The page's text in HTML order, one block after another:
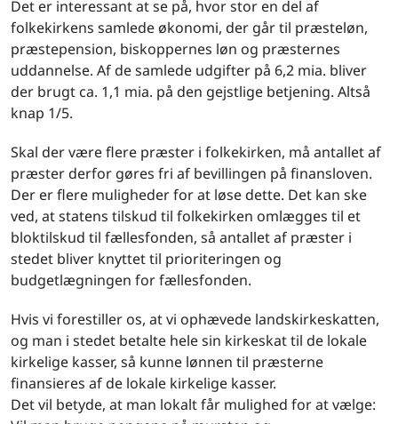
Det er interessant at se på, hvor stor en del af
folkekirkens samlede økonomi, der går til præsteløn,
præstepension, biskoppernes løn og præsternes
uddannelse. Af de samlede udgifter på 6,2 mia. bliver
der brugt ca. 1,1 mia. på den gejstlige betjening. Altså
knap 1/5.
Skal der være flere præster i folkekirken, må antallet af
præster derfor gøres fri af bevillingen på finansloven.
Der er flere muligheder for at løse dette. Det kan ske
ved, at statens tilskud til folkekirken omlægges til et
bloktilskud til fællesfonden, så antallet af præster i
stedet bliver knyttet til prioriteringen og
budgetlægningen for fællesfonden.
Hvis vi forestiller os, at vi ophævede landskirkeskatten,
og man i stedet betalte hele sin kirkeskat til de lokale
kirkelige kasser, så kunne lønnen til præsterne
finansieres af de lokale kirkelige kasser.
Det vil betyde, at man lokalt får mulighed for at vælge: